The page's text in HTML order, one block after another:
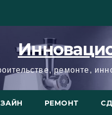
ремонте,
РЕМОНТ